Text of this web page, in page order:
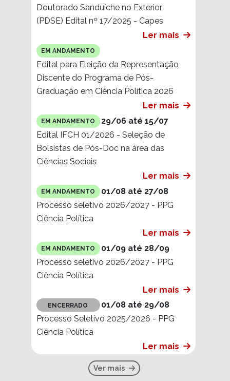
Doutorado Sanduíche no Exterior
(PDSE) Edital nº 17/2025 - Capes
Ler mais
EM ANDAMENTO
Edital para Eleição da Representação
Discente do Programa de Pós-
Graduação em Ciência Política 2026
Ler mais
EM ANDAMENTO
29/06 até 15/07
Edital IFCH 01/2026 - Seleção de
Bolsistas de Pós-Doc na área das
Ciências Sociais
Ler mais
EM ANDAMENTO
01/08 até 27/08
Processo seletivo 2026/2027 - PPG
Ciência Política
Ler mais
EM ANDAMENTO
01/09 até 28/09
Processo seletivo 2026/2027 - PPG
Ciência Política
Ler mais
ENCERRADO
01/08 até 29/08
Processo Seletivo 2025/2026 - PPG
Ciência Política
Ler mais
Ver mais